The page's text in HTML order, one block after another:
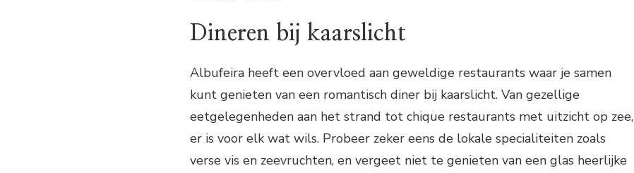
Dineren bij kaarslicht
Albufeira heeft een overvloed aan geweldige restaurants waar je samen
kunt genieten van een romantisch diner bij kaarslicht. Van gezellige
eetgelegenheden aan het strand tot chique restaurants met uitzicht op zee,
er is voor elk wat wils. Probeer zeker eens de lokale specialiteiten zoals
verse vis en zeevruchten, en vergeet niet te genieten van een glas heerlijke